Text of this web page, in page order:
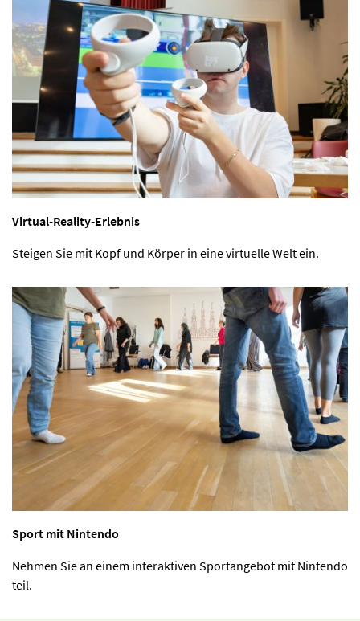
Virtual-Reality-Erlebnis
Steigen Sie mit Kopf und Körper in eine virtuelle Welt ein.
Sport mit Nintendo
Nehmen Sie an einem interaktiven Sportangebot mit Nintendo
teil.